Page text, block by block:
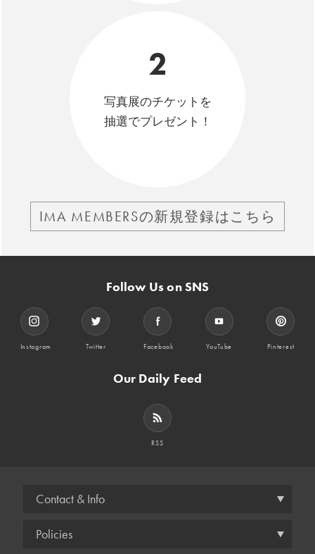
2
写真展のチケットを
抽選でプレゼント！
IMA MEMBERSの新規登録はこちら
Follow Us on SNS
Instagram Twitter Facebook YouTube Pinterest
Our Daily Feed
RSS
Contact & Info
Policies